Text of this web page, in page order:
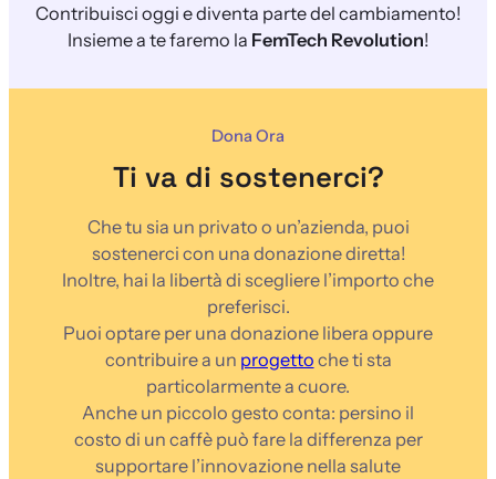
Contribuisci oggi e diventa parte del cambiamento!
Insieme a te faremo la FemTech Revolution!
Dona Ora
Ti va di sostenerci?
Che tu sia un privato o un’azienda, puoi
sostenerci con una donazione diretta!
Inoltre, hai la libertà di scegliere l’importo che
preferisci.
Puoi optare per una donazione libera oppure
contribuire a un progetto che ti sta
particolarmente a cuore.
Anche un piccolo gesto conta: persino il
costo di un caffè può fare la differenza per
supportare l’innovazione nella salute